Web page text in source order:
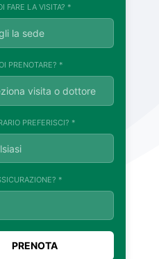
FARE LA VISITA? *
PRENOTARE? *
PREFERISCI? *
*